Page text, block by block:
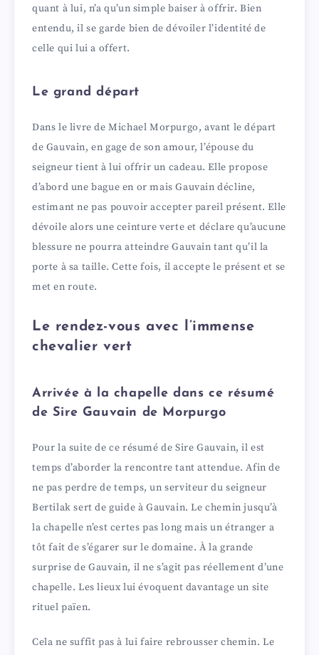
quant à lui, n’a qu’un simple baiser à offrir. Bien
entendu, il se garde bien de dévoiler l’identité de
celle qui lui a offert.
Le grand départ
Dans le livre de Michael Morpurgo, avant le départ
de Gauvain, en gage de son amour, l’épouse du
seigneur tient à lui offrir un cadeau. Elle propose
d’abord une bague en or mais Gauvain décline,
estimant ne pas pouvoir accepter pareil présent. Elle
dévoile alors une ceinture verte et déclare qu’aucune
blessure ne pourra atteindre Gauvain tant qu’il la
porte à sa taille. Cette fois, il accepte le présent et se
met en route.
Le rendez-vous avec l’immense
chevalier vert
Arrivée à la chapelle dans ce résumé
de Sire Gauvain de Morpurgo
Pour la suite de ce résumé de Sire Gauvain, il est
temps d’aborder la rencontre tant attendue. Afin de
ne pas perdre de temps, un serviteur du seigneur
Bertilak sert de guide à Gauvain. Le chemin jusqu’à
la chapelle n’est certes pas long mais un étranger a
tôt fait de s’égarer sur le domaine. À la grande
surprise de Gauvain, il ne s’agit pas réellement d’une
chapelle. Les lieux lui évoquent davantage un site
rituel païen.
Cela ne suffit pas à lui faire rebrousser chemin. Le